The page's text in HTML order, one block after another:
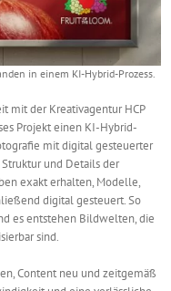
in einem KI-Hybrid-Prozess.
mit der Kreativagentur HCP
Projekt einen KI-Hybrid-
mit digital gesteuerter
und Details der
exakt erhalten, Modelle,
digital gesteuert. So
es entstehen Bildwelten, die
sind.
Content neu und zeitgemäß